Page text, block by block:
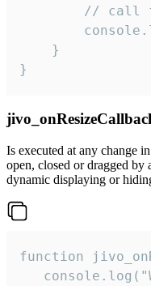
// call
    }
}
Is executed at any change
open, closed or dragged by
dynamic displaying or
function